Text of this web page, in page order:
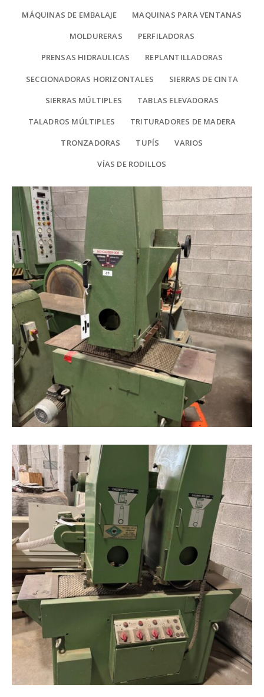
MÁQUINAS DE EMBALAJE MAQUINAS PARA VENTANAS
MOLDURERAS PERFILADORAS
PRENSAS HIDRAULICAS REPLANTILLADORAS
SECCIONADORAS HORIZONTALES SIERRAS DE CINTA
SIERRAS MÚLTIPLES TABLAS ELEVADORAS
TALADROS MÚLTIPLES TRITURADORES DE MADERA
TRONZADORAS TUPÍS VARIOS
VÍAS DE RODILLOS